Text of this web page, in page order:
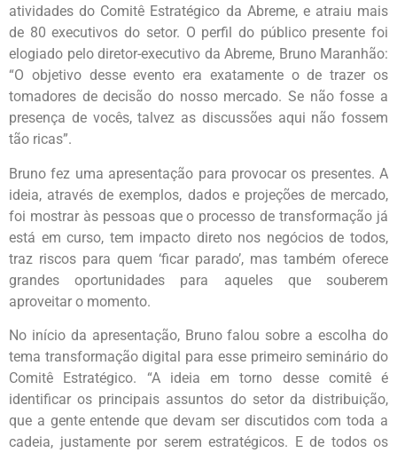
atividades do Comitê Estratégico da Abreme, e atraiu mais
de 80 executivos do setor. O perfil do público presente foi
elogiado pelo diretor-executivo da Abreme, Bruno Maranhão:
“O objetivo desse evento era exatamente o de trazer os
tomadores de decisão do nosso mercado. Se não fosse a
presença de vocês, talvez as discussões aqui não fossem
tão ricas”.
Bruno fez uma apresentação para provocar os presentes. A
ideia, através de exemplos, dados e projeções de mercado,
foi mostrar às pessoas que o processo de transformação já
está em curso, tem impacto direto nos negócios de todos,
traz riscos para quem ‘ficar parado’, mas também oferece
grandes oportunidades para aqueles que souberem
aproveitar o momento.
No início da apresentação, Bruno falou sobre a escolha do
tema transformação digital para esse primeiro seminário do
Comitê Estratégico. “A ideia em torno desse comitê é
identificar os principais assuntos do setor da distribuição,
que a gente entende que devam ser discutidos com toda a
cadeia, justamente por serem estratégicos. E de todos os